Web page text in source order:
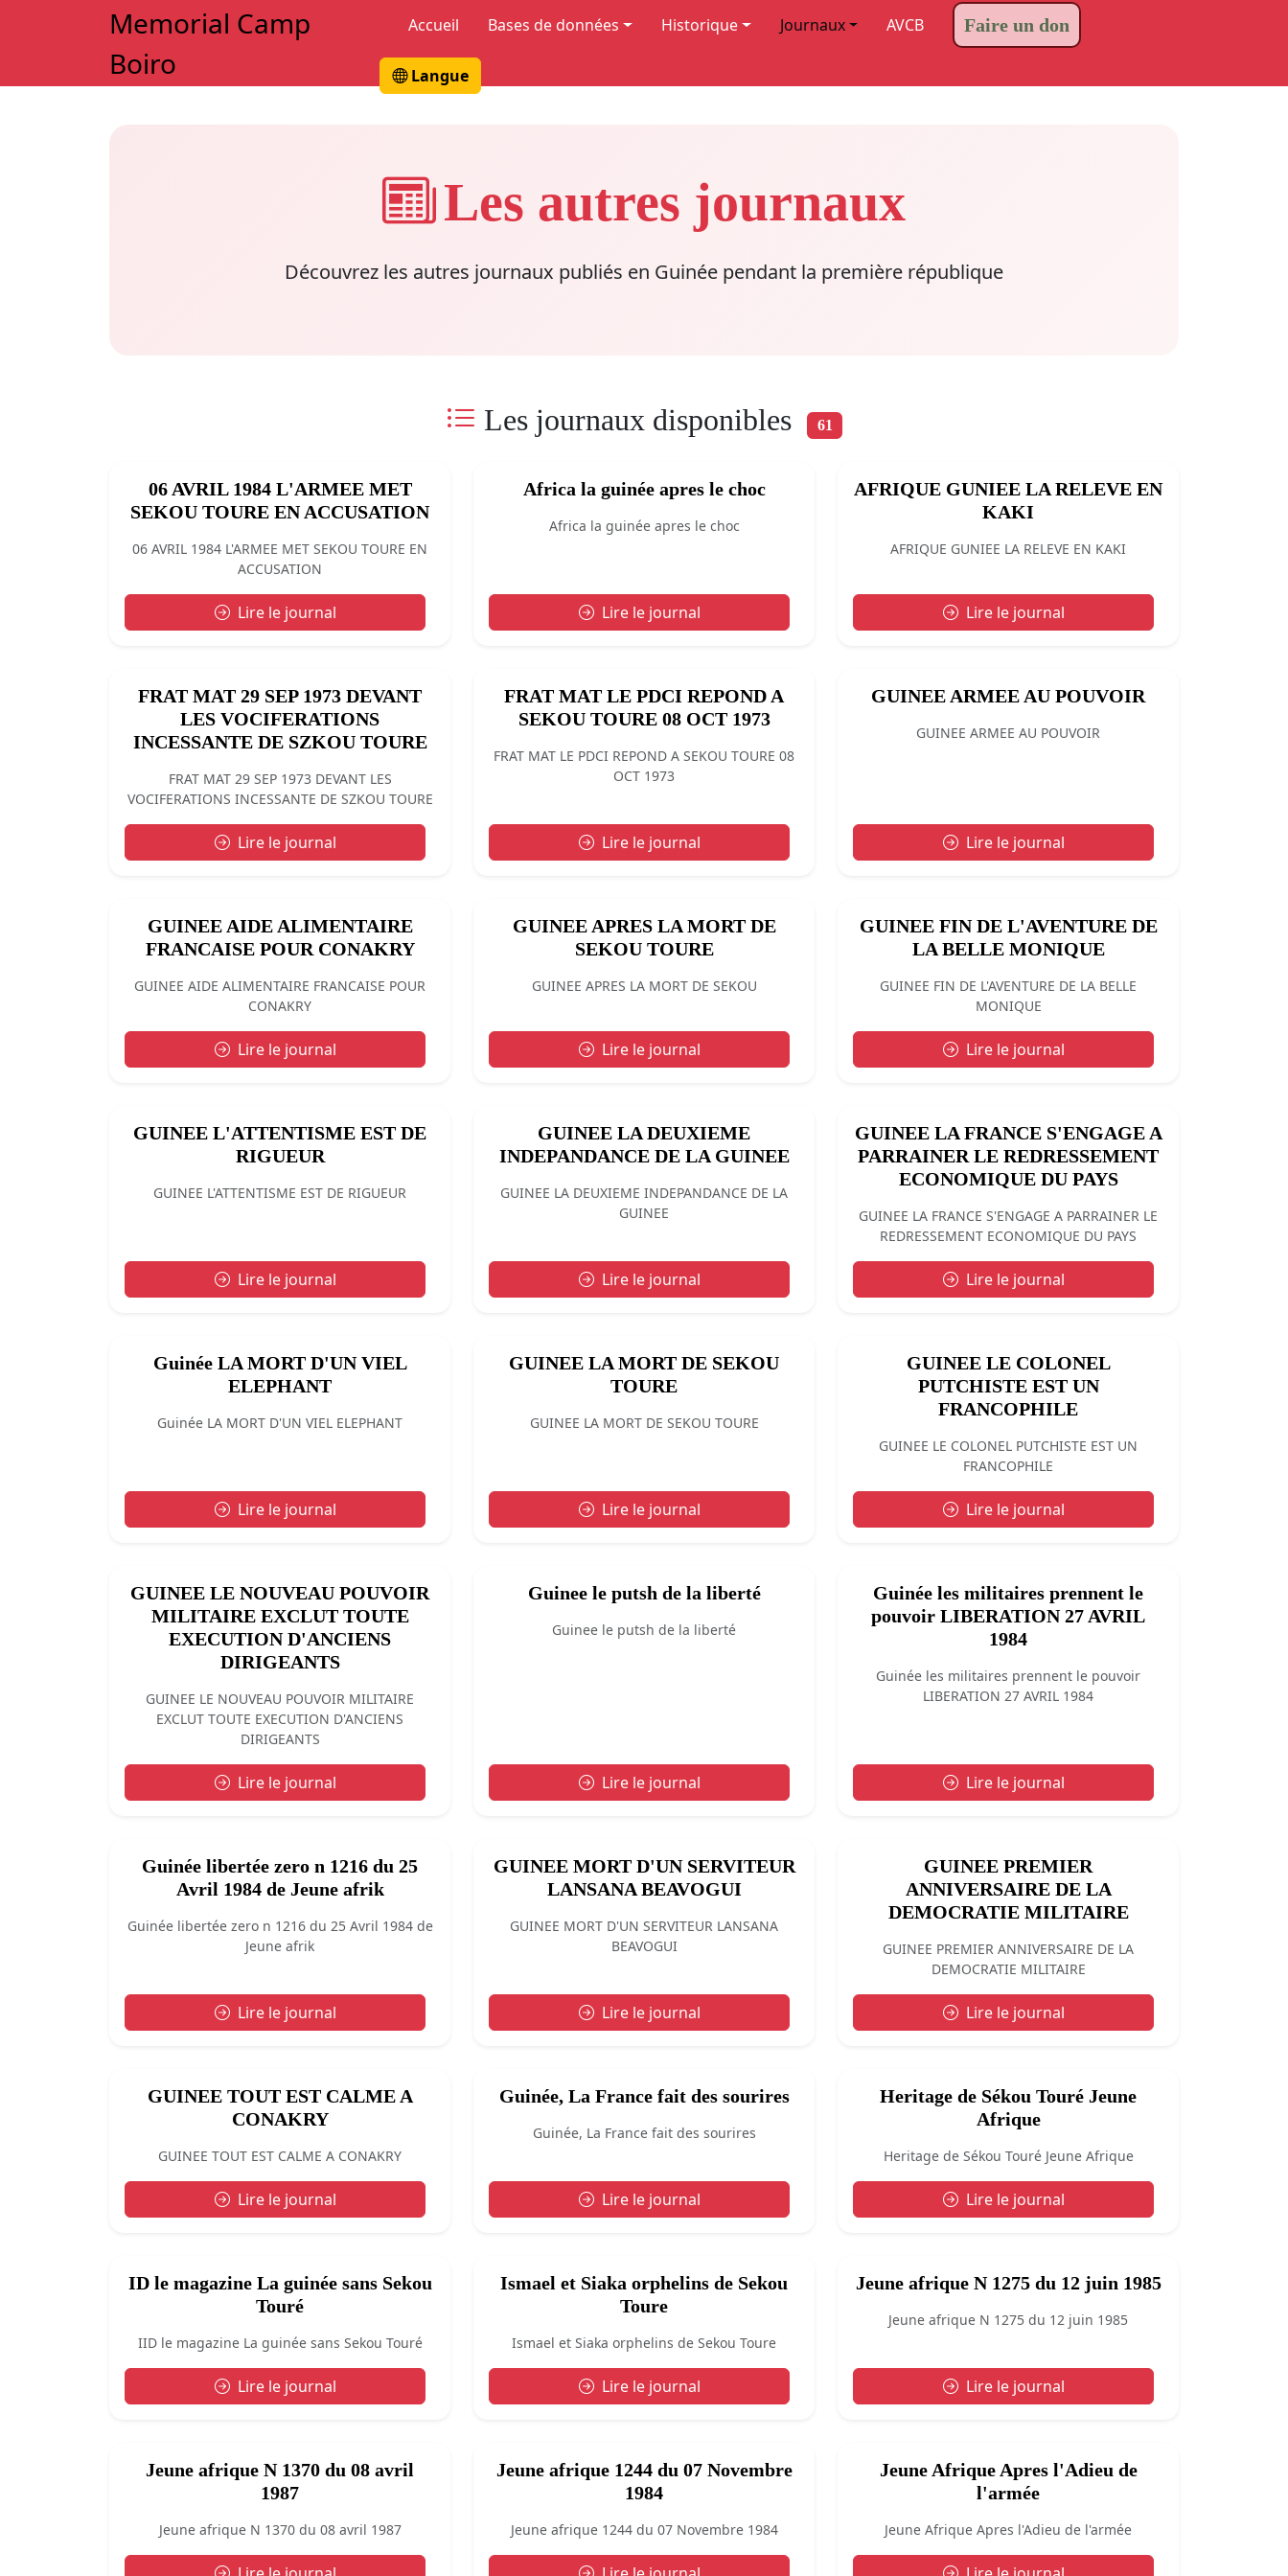
Memorial Camp
Boiro
Accueil Bases de données Historique Journaux AVCB Faire un don
Langue
Les autres journaux
Découvrez les autres journaux publiés en Guinée pendant la première république
Les journaux disponibles 61
06 AVRIL 1984 L'ARMEE MET
SEKOU TOURE EN ACCUSATION
06 AVRIL 1984 L'ARMEE MET SEKOU TOURE EN
ACCUSATION
Lire le journal
Africa la guinée apres le choc
Africa la guinée apres le choc
Lire le journal
AFRIQUE GUNIEE LA RELEVE EN
KAKI
AFRIQUE GUNIEE LA RELEVE EN KAKI
Lire le journal
FRAT MAT 29 SEP 1973 DEVANT
LES VOCIFERATIONS
INCESSANTE DE SZKOU TOURE
FRAT MAT 29 SEP 1973 DEVANT LES
VOCIFERATIONS INCESSANTE DE SZKOU TOURE
Lire le journal
FRAT MAT LE PDCI REPOND A
SEKOU TOURE 08 OCT 1973
FRAT MAT LE PDCI REPOND A SEKOU TOURE 08
OCT 1973
Lire le journal
GUINEE ARMEE AU POUVOIR
GUINEE ARMEE AU POUVOIR
Lire le journal
GUINEE AIDE ALIMENTAIRE
FRANCAISE POUR CONAKRY
GUINEE AIDE ALIMENTAIRE FRANCAISE POUR
CONAKRY
Lire le journal
GUINEE APRES LA MORT DE
SEKOU TOURE
GUINEE APRES LA MORT DE SEKOU
Lire le journal
GUINEE FIN DE L'AVENTURE DE
LA BELLE MONIQUE
GUINEE FIN DE L'AVENTURE DE LA BELLE
MONIQUE
Lire le journal
GUINEE L'ATTENTISME EST DE
RIGUEUR
GUINEE L'ATTENTISME EST DE RIGUEUR
Lire le journal
GUINEE LA DEUXIEME
INDEPANDANCE DE LA GUINEE
GUINEE LA DEUXIEME INDEPANDANCE DE LA
GUINEE
Lire le journal
GUINEE LA FRANCE S'ENGAGE A
PARRAINER LE REDRESSEMENT
ECONOMIQUE DU PAYS
GUINEE LA FRANCE S'ENGAGE A PARRAINER LE
REDRESSEMENT ECONOMIQUE DU PAYS
Lire le journal
Guinée LA MORT D'UN VIEL
ELEPHANT
Guinée LA MORT D'UN VIEL ELEPHANT
Lire le journal
GUINEE LA MORT DE SEKOU
TOURE
GUINEE LA MORT DE SEKOU TOURE
Lire le journal
GUINEE LE COLONEL
PUTCHISTE EST UN
FRANCOPHILE
GUINEE LE COLONEL PUTCHISTE EST UN
FRANCOPHILE
Lire le journal
GUINEE LE NOUVEAU POUVOIR
MILITAIRE EXCLUT TOUTE
EXECUTION D'ANCIENS
DIRIGEANTS
GUINEE LE NOUVEAU POUVOIR MILITAIRE
EXCLUT TOUTE EXECUTION D'ANCIENS
DIRIGEANTS
Lire le journal
Guinee le putsh de la liberté
Guinee le putsh de la liberté
Lire le journal
Guinée les militaires prennent le
pouvoir LIBERATION 27 AVRIL
1984
Guinée les militaires prennent le pouvoir
LIBERATION 27 AVRIL 1984
Lire le journal
Guinée libertée zero n 1216 du 25
Avril 1984 de Jeune afrik
Guinée libertée zero n 1216 du 25 Avril 1984 de
Jeune afrik
Lire le journal
GUINEE MORT D'UN SERVITEUR
LANSANA BEAVOGUI
GUINEE MORT D'UN SERVITEUR LANSANA
BEAVOGUI
Lire le journal
GUINEE PREMIER
ANNIVERSAIRE DE LA
DEMOCRATIE MILITAIRE
GUINEE PREMIER ANNIVERSAIRE DE LA
DEMOCRATIE MILITAIRE
Lire le journal
GUINEE TOUT EST CALME A
CONAKRY
GUINEE TOUT EST CALME A CONAKRY
Lire le journal
Guinée, La France fait des sourires
Guinée, La France fait des sourires
Lire le journal
Heritage de Sékou Touré Jeune
Afrique
Heritage de Sékou Touré Jeune Afrique
Lire le journal
ID le magazine La guinée sans Sekou
Touré
IID le magazine La guinée sans Sekou Touré
Lire le journal
Ismael et Siaka orphelins de Sekou
Toure
Ismael et Siaka orphelins de Sekou Toure
Lire le journal
Jeune afrique N 1275 du 12 juin 1985
Jeune afrique N 1275 du 12 juin 1985
Lire le journal
Jeune afrique N 1370 du 08 avril
1987
Jeune afrique N 1370 du 08 avril 1987
Jeune afrique 1244 du 07 Novembre
1984
Jeune afrique 1244 du 07 Novembre 1984
Jeune Afrique Apres l'Adieu de
l'armée
Jeune Afrique Apres l'Adieu de l'armée